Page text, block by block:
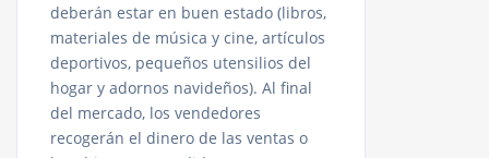
deberán estar en buen estado (libros,
materiales de música y cine, artículos
deportivos, pequeños utensilios del
hogar y adornos navideños). Al final
del mercado, los vendedores
recogerán el dinero de las ventas o